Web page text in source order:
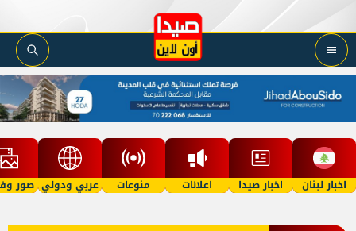
اخبار لبنان اخبار صيدا اعلانات منوعات عربي ودولي صور